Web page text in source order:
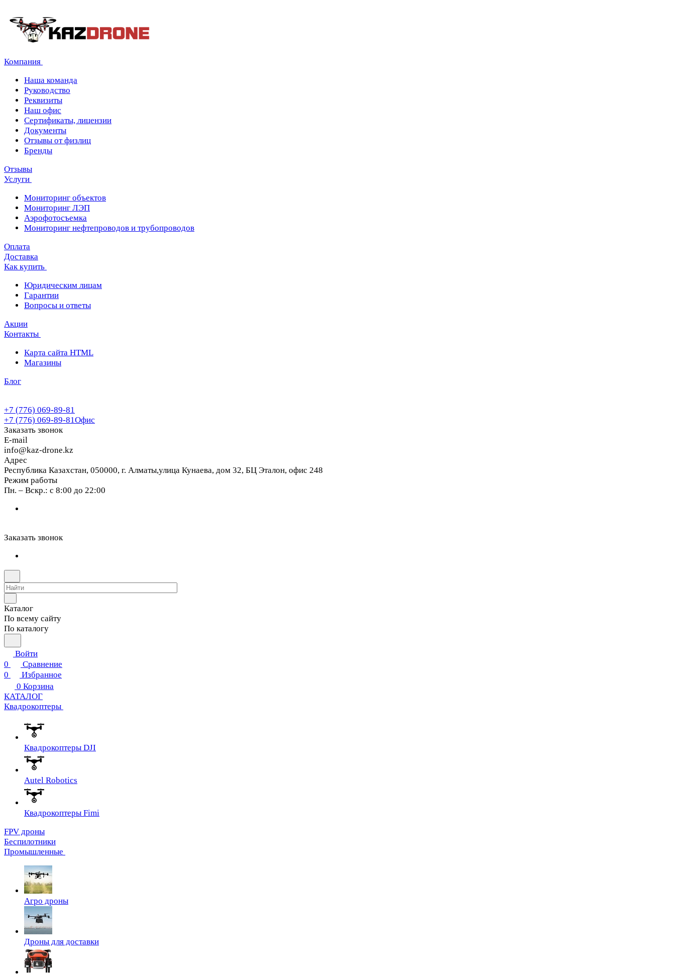
Компания
Наша команда
Руководство
Реквизиты
Наш офис
Сертификаты, лицензии
Документы
Отзывы от физлиц
Бренды
Отзывы
Услуги
Мониторинг объектов
Мониторинг ЛЭП
Аэрофотосъемка
Мониторинг нефтепроводов и трубопроводов
Оплата
Доставка
Как купить
Юридическим лицам
Гарантии
Вопросы и ответы
Акции
Контакты
Карта сайта HTML
Магазины
Блог
+7 (776) 069-89-81
+7 (776) 069-89-81Офис
Заказать звонок
E-mail
info@kaz-drone.kz
Адрес
Республика Казахстан, 050000, г. Алматы,улица Кунаева, дом 32, БЦ Эталон, офис 248
Режим работы
Пн. – Вскр.: с 8:00 до 22:00
Заказать звонок
Каталог
По всему сайту
По каталогу
Войти
0
Сравнение
0
Избранное
0 Корзина
КАТАЛОГ
Квадрокоптеры
Квадрокоптеры DJI
Autel Robotics
Квадрокоптеры Fimi
FPV дроны
Беспилотники
Промышленные
Агро дроны
Дроны для доставки